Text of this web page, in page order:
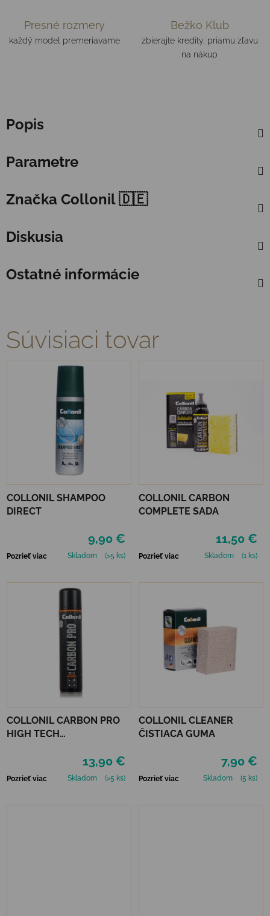
Presné rozmery
každý model premeriavame
Bežko Klub
zbierajte kredity, priamu zľavu
na nákup
Popis
Parametre
Značka Collonil 🇩🇪
Diskusia
Ostatné informácie
Súvisiaci tovar
COLLONIL SHAMPOO
DIRECT
9,90 €
Pozrieť viac Skladom (>5 ks)
COLLONIL CARBON
COMPLETE SADA
11,50 €
Pozrieť viac Skladom (1 ks)
COLLONIL CARBON PRO
HIGH TECH
13,90 €
Pozrieť viac Skladom (>5 ks)
COLLONIL CLEANER
ČISTIACA GUMA
7,90 €
Pozrieť viac Skladom (5 ks)